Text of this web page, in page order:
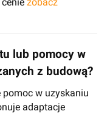
lub pomocy w
z budową?
pomoc w uzyskaniu
adaptacje